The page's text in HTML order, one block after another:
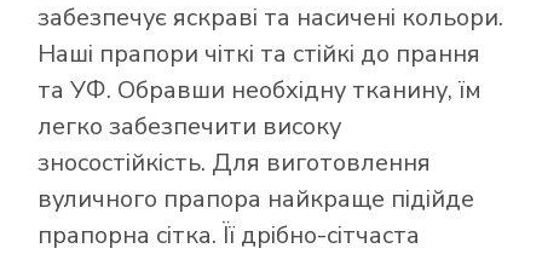
забезпечує яскраві та насичені кольори.
Наші прапори чіткі та стійкі до прання
та УФ. Обравши необхідну тканину, їм
легко забезпечити високу
зносостійкість. Для виготовлення
вуличного прапора найкраще підійде
прапорна сітка. Її дрібно-сітчаста